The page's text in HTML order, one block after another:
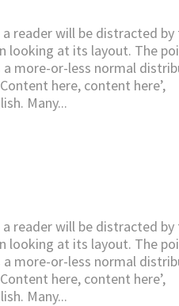
reader will be distracted by
looking at its layout. The
more-or-less normal
here, content here’,
Many...
reader will be distracted by
looking at its layout. The
more-or-less normal
here, content here’,
Many...